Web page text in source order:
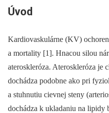
Úvod
Kardiovaskulárne (KV)
a mortality [1]. Hnacou silou
ateroskleróza. Ateroskleróza je
dochádza podobne ako pri
a stuhnutiu cievnej steny
dochádza k ukladaniu na lipidy